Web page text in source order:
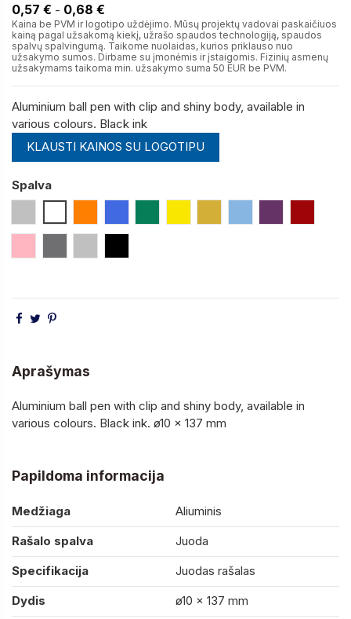
0,57 € - 0,68 €
Kaina be PVM ir logotipo uždėjimo. Mūsų projektų vadovai paskaičiuos
kainą pagal užsakomą kiekį, užrašo spaudos technologiją, spaudos
spalvų spalvingumą. Taikome nuolaidas, kurios priklauso nuo
užsakymo sumos. Dirbame su įmonėmis ir įstaigomis. Fizinių asmenų
užsakymams taikoma min. užsakymo suma 50 EUR be PVM.
Aluminium ball pen with clip and shiny body, available in
various colours. Black ink
KLAUSTI KAINOS SU LOGOTIPU
Spalva
Aprašymas
Aluminium ball pen with clip and shiny body, available in
various colours. Black ink. ø10 x 137 mm
Papildoma informacija
Medžiaga
Aliuminis
Rašalo spalva
Juoda
Specifikacija
Juodas rašalas
Dydis
ø10 x 137 mm